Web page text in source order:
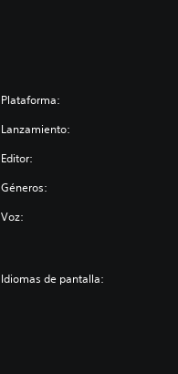
Plataforma:
Lanzamiento:
Editor:
Géneros:
Voz:
Idiomas de pantalla: